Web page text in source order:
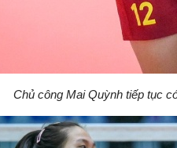
Chủ công Mai Quỳnh tiếp tục